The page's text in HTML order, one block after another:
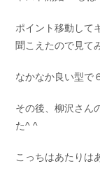
ポイント移動して
聞こえたので見て
なかなか良い型で
その後、柳沢さん
た^ ^
こっちはあたりは